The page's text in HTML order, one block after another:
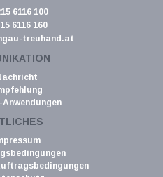
6116 100
6116 160
treuhand.at
Anwendungen